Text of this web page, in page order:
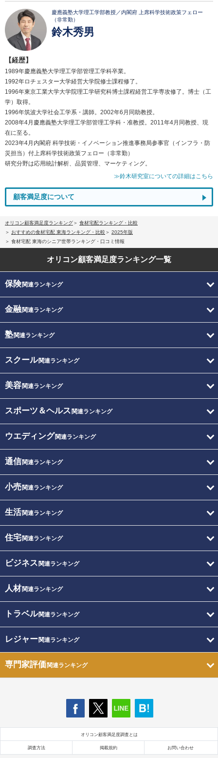
慶應義塾大学理工学部教授／内閣府 上席科学技術政策フェロー
（非常勤）
鈴木秀男
【経歴】
1989年慶應義塾大学理工学部管理工学科卒業。
1992年ロチェスター大学経営大学院修士課程修了。
1996年東京工業大学大学院理工学研究科博士課程経営工学専攻修了。博士（工
学）取得。
1996年筑波大学社会工学系・講師。2002年6月同助教授。
2008年4月慶應義塾大学理工学部管理工学科・准教授。2011年4月同教授、現
在に至る。
2023年4月内閣府 科学技術・イノベーション推進事務局参事官（インフラ・防
災担当）付上席科学技術政策フェロー（非常勤）
研究分野は応用統計解析、品質管理、マーケティング。
≫鈴木研究室についての詳細はこちら
顧客満足度について
オリコン顧客満足度ランキング
食材宅配ランキング・比較
おすすめの食材宅配 東海ランキング・比較
2025年版
食材宅配 東海のシニア世帯ランキング・口コミ情報
オリコン顧客満足度ランキング一覧
保険関連ランキング
金融関連ランキング
塾関連ランキング
スクール関連ランキング
美容関連ランキング
スポーツ＆ヘルス 関連ランキング
ウエディング関連ランキング
通信関連ランキング
小売関連ランキング
生活関連ランキング
住宅関連ランキング
ビジネス 関連ランキング
人材関連ランキング
トラベル関連ランキング
レジャー関連ランキング
専門家評価関連ランキング
オリコン顧客満足度調査とは
調査方法 掲載規約 お問い合わせ